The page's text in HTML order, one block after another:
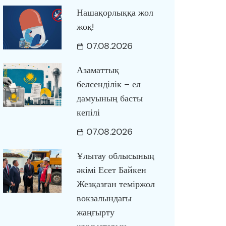
Нашақорлыққа жол
жоқ!
07.08.2026
Азаматтық
белсенділік – ел
дамуының басты
кепілі
07.08.2026
Ұлытау облысының
әкімі Есет Байкен
Жезқазған теміржол
вокзалындағы
жаңғырту